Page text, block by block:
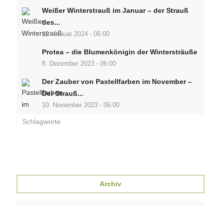
Weißer Winterstrauß im Januar – der Strauß
des...
12. Januar 2024 - 06:00
Protea – die Blumenkönigin der Wintersträuße
8. Dezember 2023 - 06:00
Der Zauber von Pastellfarben im November –
Der Strauß...
10. November 2023 - 06:00
Schlagworte
Archiv